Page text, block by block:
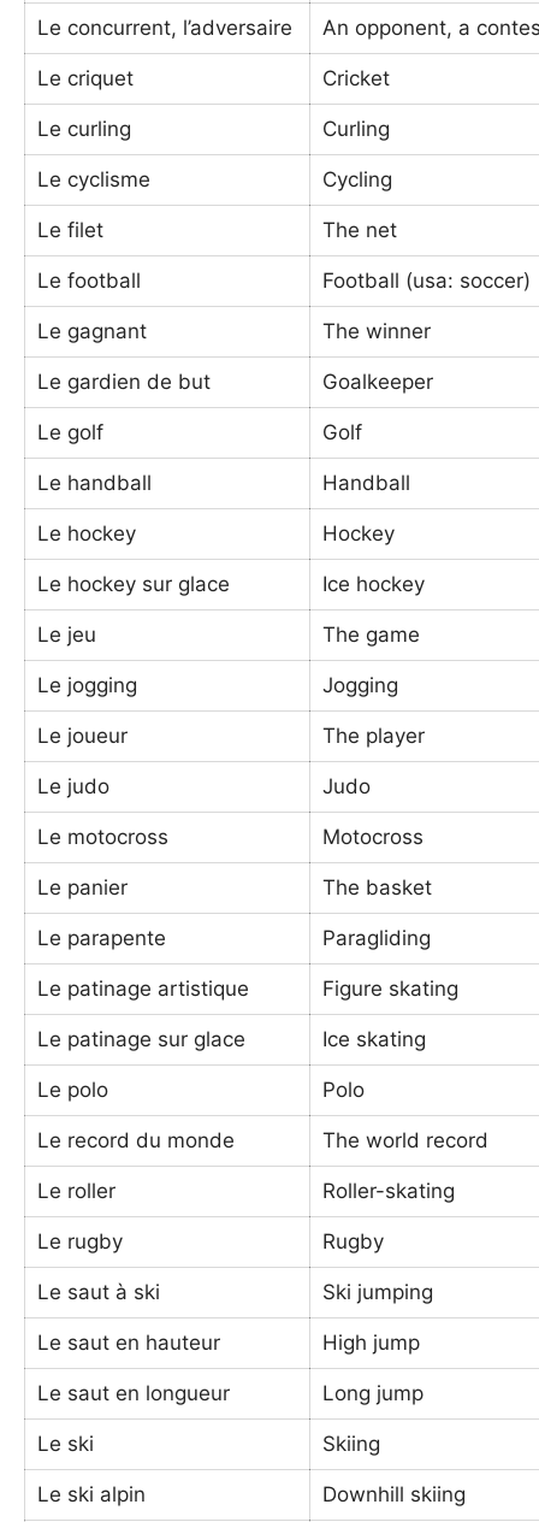
Le concurrent, l’adversaire An opponent, a
Le criquet Cricket
Le curling Curling
Le cyclisme Cycling
Le filet The net
Le football Football (usa: soccer)
Le gagnant The winner
Le gardien de but Goalkeeper
Le golf Golf
Le handball Handball
Le hockey Hockey
Le hockey sur glace Ice hockey
Le jeu The game
Le jogging Jogging
Le joueur The player
Le judo Judo
Le motocross Motocross
Le panier The basket
Le parapente Paragliding
Le patinage artistique Figure skating
Le patinage sur glace Ice skating
Le polo Polo
Le record du monde The world record
Le roller Roller-skating
Le rugby Rugby
Le saut à ski Ski jumping
Le saut en hauteur High jump
Le saut en longueur Long jump
Le ski Skiing
Le ski alpin Downhill skiing